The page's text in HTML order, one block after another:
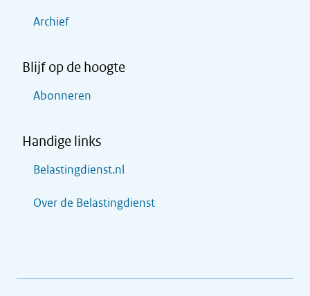
Archief
Blijf op de hoogte
Abonneren
Handige links
Belastingdienst.nl
Over de Belastingdienst